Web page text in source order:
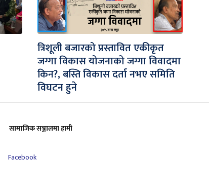
त्रिशूली बजारको प्रस्तावित एकीकृत
जग्गा विकास योजनाको जग्गा विवादमा
किन?, बस्ति विकास दर्ता नभए समिति
विघटन हुने
सामाजिक सञ्जालमा हामी
Facebook